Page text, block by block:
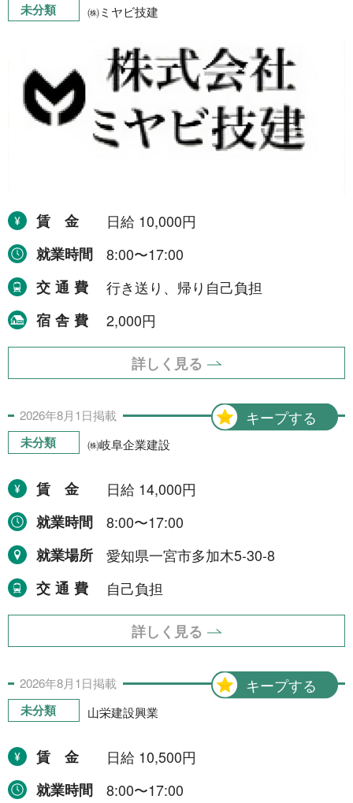
未分類 ㈱ミヤビ技建
賃金
日給 10,000円
就業時間
8:00〜17:00
交通費
行き送り、帰り自己負担
宿舎費
2,000円
詳しく見る
キープする
2026年8月1日掲載
未分類 ㈱岐阜企業建設
賃金
日給 14,000円
就業時間
8:00〜17:00
就業場所
愛知県一宮市多加木5-30-8
交通費
自己負担
詳しく見る
キープする
2026年8月1日掲載
未分類 山栄建設興業
賃金
日給 10,500円
就業時間
8:00〜17:00